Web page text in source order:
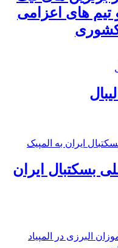
تیم های اعزامی
بسکتبال ایران